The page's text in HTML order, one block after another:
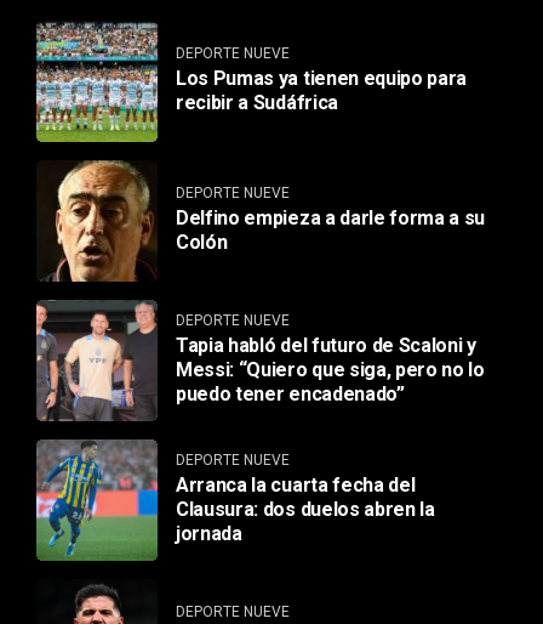
DEPORTE NUEVE
Los Pumas ya tienen equipo para
recibir a Sudáfrica
DEPORTE NUEVE
Delfino empieza a darle forma a su
Colón
DEPORTE NUEVE
Tapia habló del futuro de Scaloni y
Messi: “Quiero que siga, pero no lo
puedo tener encadenado”
DEPORTE NUEVE
Arranca la cuarta fecha del
Clausura: dos duelos abren la
jornada
DEPORTE NUEVE